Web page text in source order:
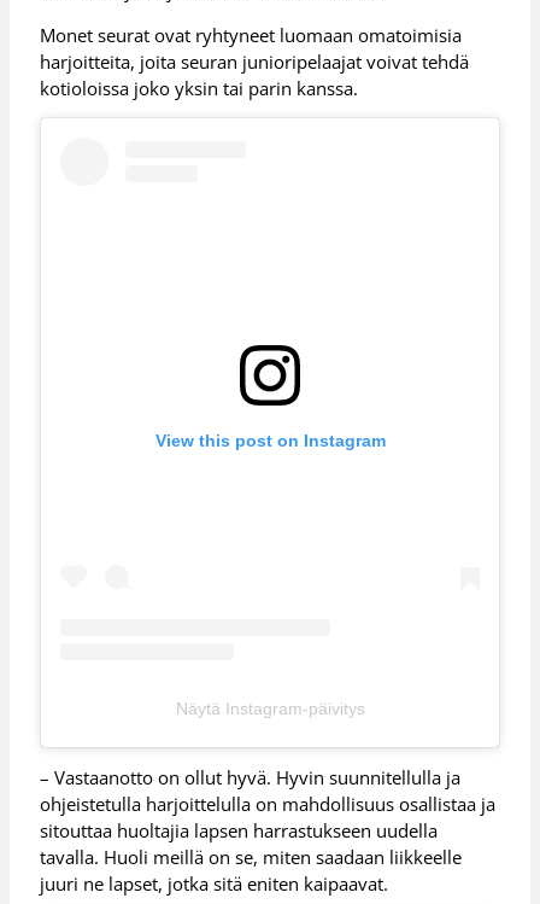
Monet seurat ovat ryhtyneet luomaan omatoimisia
harjoitteita, joita seuran junioripelaajat voivat tehdä
kotioloissa joko yksin tai parin kanssa.
View this post on Instagram
Näytä Instagram-päivitys
– Vastaanotto on ollut hyvä. Hyvin suunnitellulla ja
ohjeistetulla harjoittelulla on mahdollisuus osallistaa ja
sitouttaa huoltajia lapsen harrastukseen uudella
tavalla. Huoli meillä on se, miten saadaan liikkeelle
juuri ne lapset, jotka sitä eniten kaipaavat.